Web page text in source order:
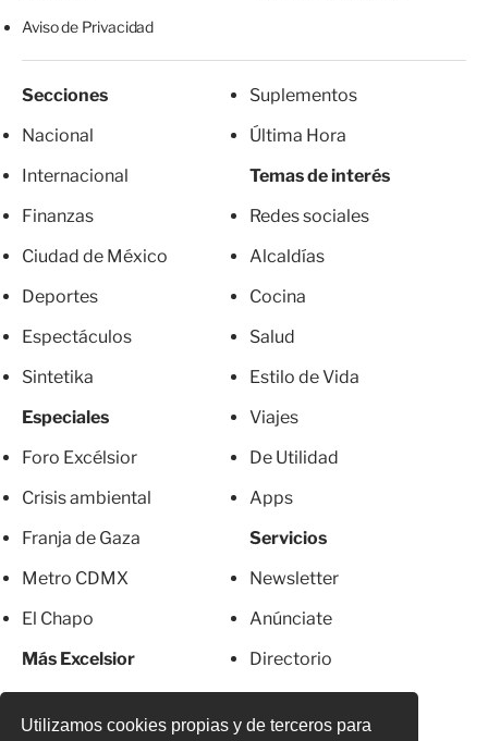
Utilizamos cookies propias y de terceros para
Aviso de Privacidad
Secciones
Nacional
Internacional
Finanzas
Ciudad de México
Deportes
Espectáculos
Sintetika
Especiales
Foro Excélsior
Crisis ambiental
Franja de Gaza
Metro CDMX
El Chapo
Más Excelsior
Suplementos
Última Hora
Temas de interés
Redes sociales
Alcaldías
Cocina
Salud
Estilo de Vida
Viajes
De Utilidad
Apps
Servicios
Newsletter
Anúnciate
Directorio